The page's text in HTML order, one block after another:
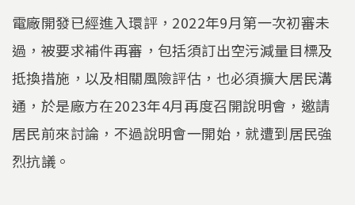
電廠開發已經進入環評，2022年9月第一次初審未
過，被要求補件再審，包括須訂出空污減量目標及
抵換措施，以及相關風險評估，也必須擴大居民溝
通，於是廠方在2023年4月再度召開說明會，邀請
居民前來討論，不過說明會一開始，就遭到居民強
烈抗議。